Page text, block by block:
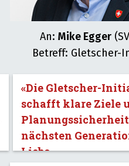
An: Mike Egger
Betreff: Gletscher-
«Die Gletscher-
schafft klare Ziele
nächsten
Liebe.»